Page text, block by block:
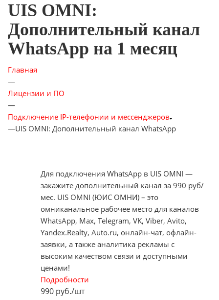
UIS OMNI:
Дополнительный канал
WhatsApp на 1 месяц
Главная
—
Лицензии и ПО
—
Подключение IP-телефонии и мессенджеров
—UIS OMNI: Дополнительный канал WhatsApp
Для подключения WhatsApp в UIS OMNI —
закажите дополнительный канал за 990 руб/
мес. UIS OMNI (ЮИС ОМНИ) – это
омниканальное рабочее место для каналов
WhatsApp, Max, Telegram, VK, Viber, Avito,
Yandex.Realty, Auto.ru, онлайн-чат, офлайн-
заявки, а также аналитика рекламы с
высоким качеством связи и доступными
ценами!
Подробности
990руб./шт